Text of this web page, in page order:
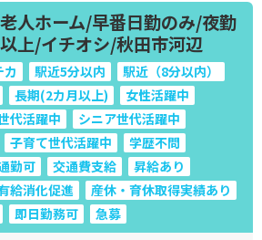
人ホーム/早番日勤のみ/夜勤
上/イチオシ/秋田市河辺
カ 駅近5分以内
駅近（8分以内）
長期(2カ月以上)
女性活躍中
代活躍中
シニア世代活躍中
子育て世代活躍中
学歴不問
勤可 交通費支給
昇給あり
給消化促進
産休・育休取得実績あり
即日勤務可 急募